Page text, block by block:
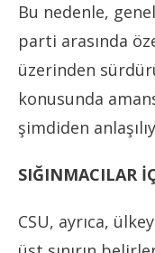
Bu nedenle,
parti arasında
üzerinden
konusunda
şimdiden
SIĞINMACILAR
CSU, ayrıca,